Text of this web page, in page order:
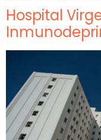
Hospital